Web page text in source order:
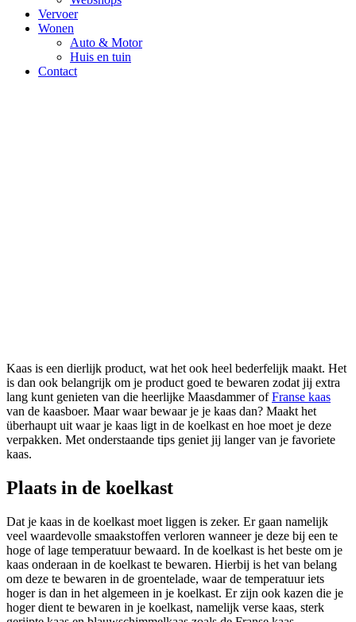
Vervoer
Wonen
Auto & Motor
Huis en tuin
Contact
Kaas is een dierlijk product, wat het ook heel bederfelijk maakt. Het
is dan ook belangrijk om je product goed te bewaren zodat jij extra
lang kunt genieten van die heerlijke Maasdammer ofFranse kaas
van de kaasboer. Maar waar bewaar je je kaas dan? Maakt het
überhaupt uit waar je kaas ligt in de koelkast en hoe moet je deze
verpakken. Met onderstaande tips geniet jij langer van je favoriete
kaas.
Plaats in de koelkast
Dat je kaas in de koelkast moet liggen is zeker. Er gaan namelijk
veel waardevolle smaakstoffen verloren wanneer je deze bij een te
hoge of lage temperatuur bewaard. In de koelkast is het beste om je
kaas onderaan in de koelkast te bewaren. Hierbij is het van belang
om deze te bewaren in de groentelade, waar de temperatuur iets
hoger is dan in het algemeen in je koelkast. Er zijn ook kazen die je
hoger dient te bewaren in je koelkast, namelijk verse kaas, sterk